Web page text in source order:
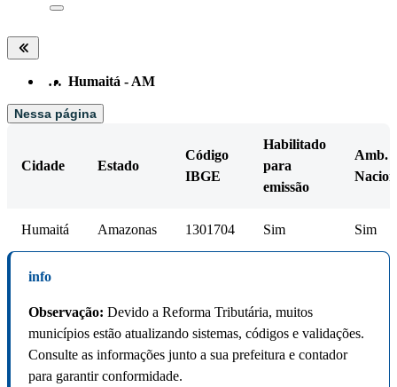
… Humaitá - AM
Nessa página
Cidade Estado
Código
IBGE
Habilitado
para
emissão
Amb.
Humaitá Amazonas 1301704 Sim Sim
info
Observação: Devido a Reforma Tributária, muitos
municípios estão atualizando sistemas, códigos e validações.
Consulte as informações junto a sua prefeitura e contador
para garantir conformidade.